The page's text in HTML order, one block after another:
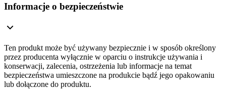
Informacje o bezpieczeństwie
Ten produkt może być używany bezpiecznie i w sposób określony
przez producenta wyłącznie w oparciu o instrukcje używania i
konserwacji, zalecenia, ostrzeżenia lub informacje na temat
bezpieczeństwa umieszczone na produkcie bądź jego opakowaniu
lub dołączone do produktu.